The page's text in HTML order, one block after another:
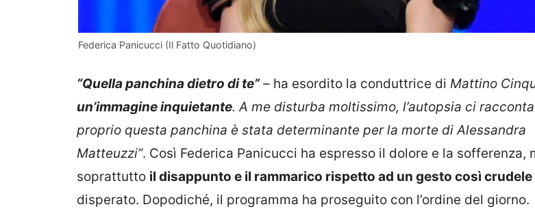
Federica Panicucci (Il Fatto Quotidiano)
“Quella panchina dietro di te”– ha esordito la conduttrice di Mattino
un’immagine inquietante. A me disturba moltissimo, l’autopsia ci
proprio questa panchina è stata determinante per la morte di Alessandra
Matteuzzi”. Così Federica Panicucci ha espresso il dolore e la sofferenza,
soprattutto il disappunto e il rammarico rispetto ad un gesto così crudele
disperato. Dopodiché, il programma ha proseguito con l’ordine del giorno.